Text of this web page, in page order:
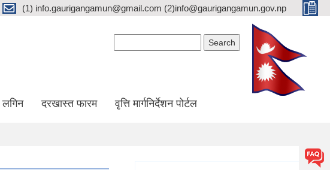
(1) info.gaurigangamun@gmail.com (2)info@gaurigangamun.gov.np
लगिन दरखास्त फारम वृत्ति मार्गनिर्देशन पोर्टल